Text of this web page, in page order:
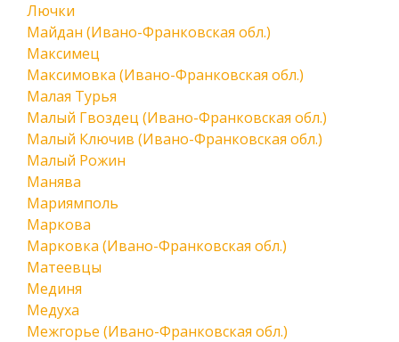
Лючки
Майдан (Ивано-Франковская обл.)
Максимец
Максимовка (Ивано-Франковская обл.)
Малая Турья
Малый Гвоздец (Ивано-Франковская обл.)
Малый Ключив (Ивано-Франковская обл.)
Малый Рожин
Манява
Мариямполь
Маркова
Марковка (Ивано-Франковская обл.)
Матеевцы
Мединя
Медуха
Межгорье (Ивано-Франковская обл.)